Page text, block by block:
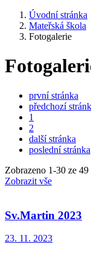
Úvodní stránka
Mateřská škola
Fotogalerie
první stránka
předchozí
1
2
další stránka
poslední stránka
Zobrazeno 1-30 ze 49
Zobrazit vše
Sv.Martin 2023
23. 11. 2023